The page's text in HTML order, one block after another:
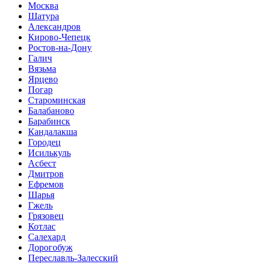
Москва
Шатура
Александров
Кирово-Чепецк
Ростов-на-Дону
Галич
Вязьма
Ярцево
Погар
Староминская
Балабаново
Барабинск
Кандалакша
Городец
Исилькуль
Асбест
Дмитров
Ефремов
Шарья
Гжель
Грязовец
Котлас
Салехард
Дорогобуж
Переславль-Залесский